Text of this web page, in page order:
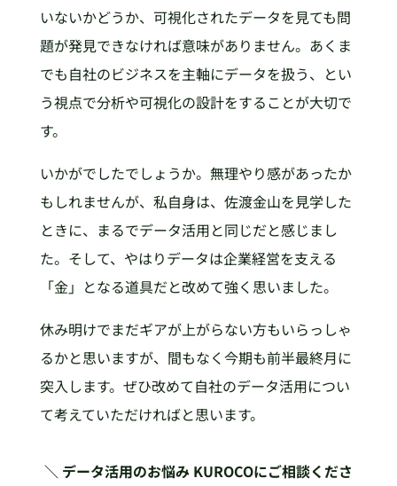
いないかどうか、可視化されたデータを見ても問
題が発見できなければ意味がありません。あくま
でも自社のビジネスを主軸にデータを扱う、とい
う視点で分析や可視化の設計をすることが大切で
す。
いかがでしたでしょうか。無理やり感があったか
もしれませんが、私自身は、佐渡金山を見学した
ときに、まるでデータ活用と同じだと感じまし
た。そして、やはりデータは企業経営を支える
「金」となる道具だと改めて強く思いました。
休み明けでまだギアが上がらない方もいらっしゃ
るかと思いますが、間もなく今期も前半最終月に
突入します。ぜひ改めて自社のデータ活用につい
て考えていただければと思います。
＼ データ活用のお悩み KUROCOにご相談くださ